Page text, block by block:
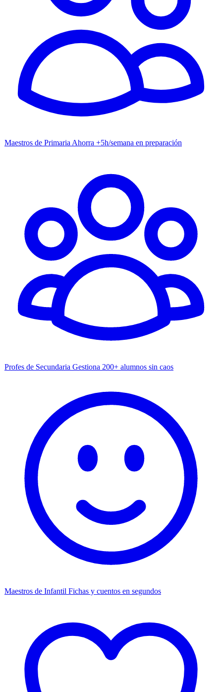
Maestros de Primaria Ahorra +5h/semana en preparación
Profes de Secundaria Gestiona 200+ alumnos sin caos
Maestros de Infantil Fichas y cuentos en segundos